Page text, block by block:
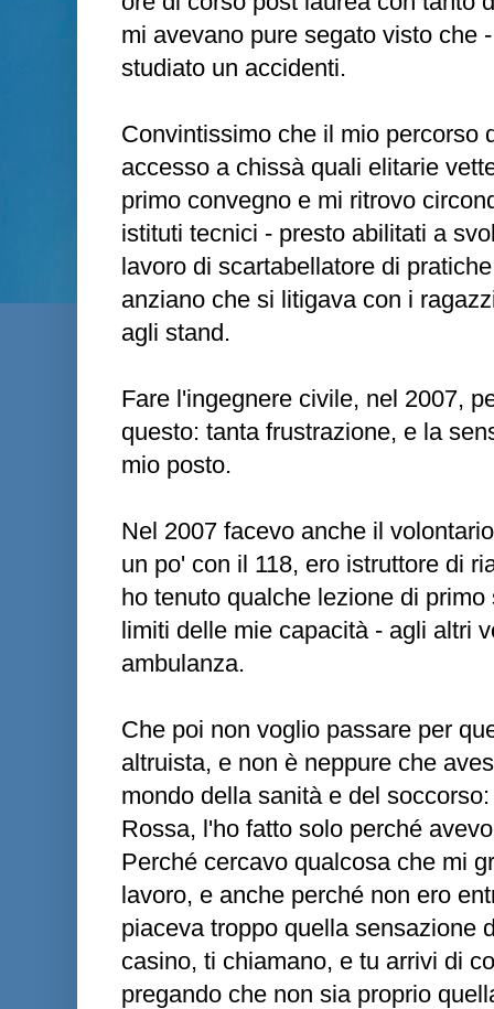
mi avevano pure segato visto che
studiato un accidenti.
Convintissimo che il mio percorso
accesso a chissà quali elitarie
primo convegno e mi ritrovo
istituti tecnici - presto abilitati a
lavoro di scartabellatore di
anziano che si litigava con i
agli stand.
Fare l'ingegnere civile, nel 2007,
questo: tanta frustrazione, e la
mio posto.
Nel 2007 facevo anche il
un po' con il 118, ero istruttore di
ho tenuto qualche lezione di
limiti delle mie capacità - agli altri
ambulanza.
Che poi non voglio passare per
altruista, e non è neppure che
mondo della sanità e del
Rossa, l'ho fatto solo perché
Perché cercavo qualcosa che mi
lavoro, e anche perché non ero
piaceva troppo quella sensazione
casino, ti chiamano, e tu arrivi di
pregando che non sia proprio